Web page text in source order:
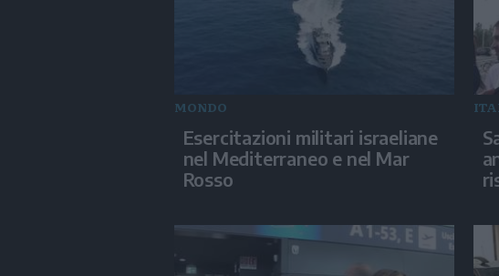
MONDO
Esercitazioni militari israeliane
nel Mediterraneo e nel Mar
Rosso